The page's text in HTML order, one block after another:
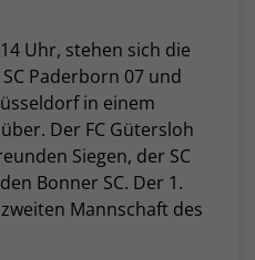
Uhr, stehen sich die
Paderborn 07 und
in einem
Der FC Gütersloh
Siegen, der SC
Bonner SC. Der 1.
Mannschaft des